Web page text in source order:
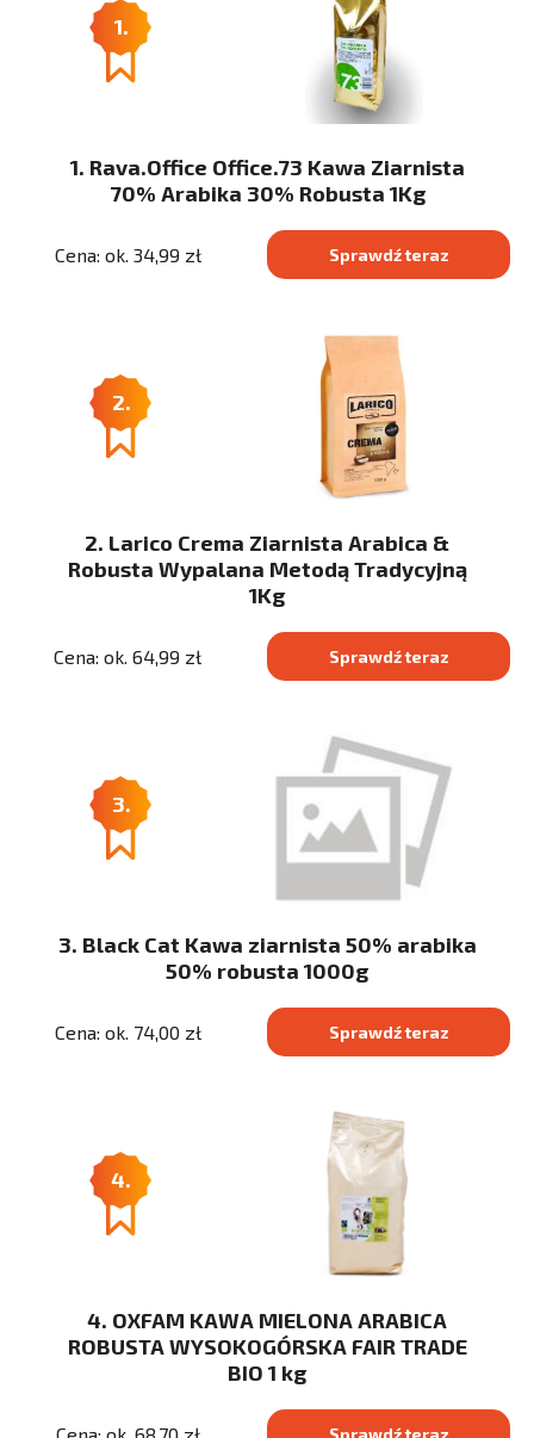
1.
1. Rava.Office Office.73 Kawa Ziarnista
70% Arabika 30% Robusta 1Kg
Cena: ok. 34,99 zł Sprawdź teraz
2.
2. Larico Crema Ziarnista Arabica &
Robusta Wypalana Metodą Tradycyjną
1Kg
Cena: ok. 64,99 zł Sprawdź teraz
3.
3. Black Cat Kawa ziarnista 50% arabika
50% robusta 1000g
Cena: ok. 74,00 zł Sprawdź teraz
4.
4. OXFAM KAWA MIELONA ARABICA
ROBUSTA WYSOKOGÓRSKA FAIR TRADE
BIO 1 kg
Sprawdź teraz